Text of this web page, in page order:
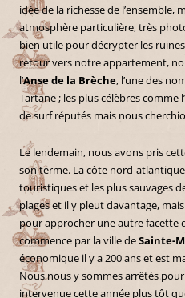
idée de la richesse de l’ensemble,
atmosphère particulière, très
bien utile pour décrypter les
retour vers notre appartement,
l’Anse de la Brèche, l’une des
Tartane ; les plus célèbres comme
de surf réputés mais nous
Le lendemain, nous avons pris
son terme. La côte nord-
touristiques et les plus sauvages
plages et il y pleut davantage,
pour approcher une autre facette
commence par la ville deSainte-
économique il y a 200 ans et est
Nous nous y sommes arrêtés
intervenue cette année plus tôt